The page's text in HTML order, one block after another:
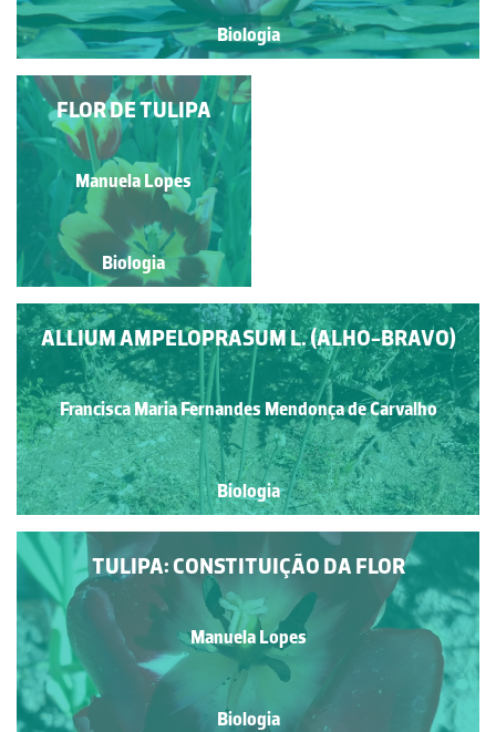
Biologia
PÊLOS ESTAMINAIS
Rubim Manuel Almeida da
Silva
Biologia
ALLIUM AMPELOPRASUM L. (ALHO-BRAVO)
Francisca Maria Fernandes Mendonça de Carvalho
Biologia
FLOR DE TULIPA
Manuela Lopes
Biologia
TULIPA: CONSTITUIÇÃO DA FLOR
Manuela Lopes
Biologia